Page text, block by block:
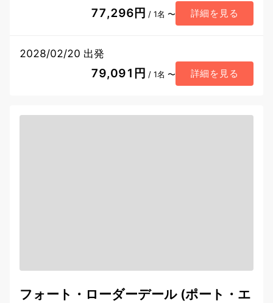
77,296円 / 1名 〜 詳細を見る
2028/02/20 出発
79,091円 / 1名 〜 詳細を見る
フォート・ローダーデール (ポート・エ